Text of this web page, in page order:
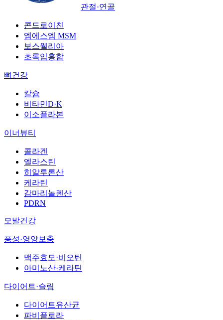
관절·연골
콘드로이친
엠에스엠 MSM
보스웰리아
초록입홍합
뼈건강
칼슘
비타민D·K
이소플라본
이너뷰티
콜라겐
엘라스틴
히알루론산
케라틴
감마리놀렌산
PDRN
모발건강
풍성·영양보충
맥주효모·비오틴
아미노산·케라틴
다이어트·슬림
다이어트유산균
파비플로라